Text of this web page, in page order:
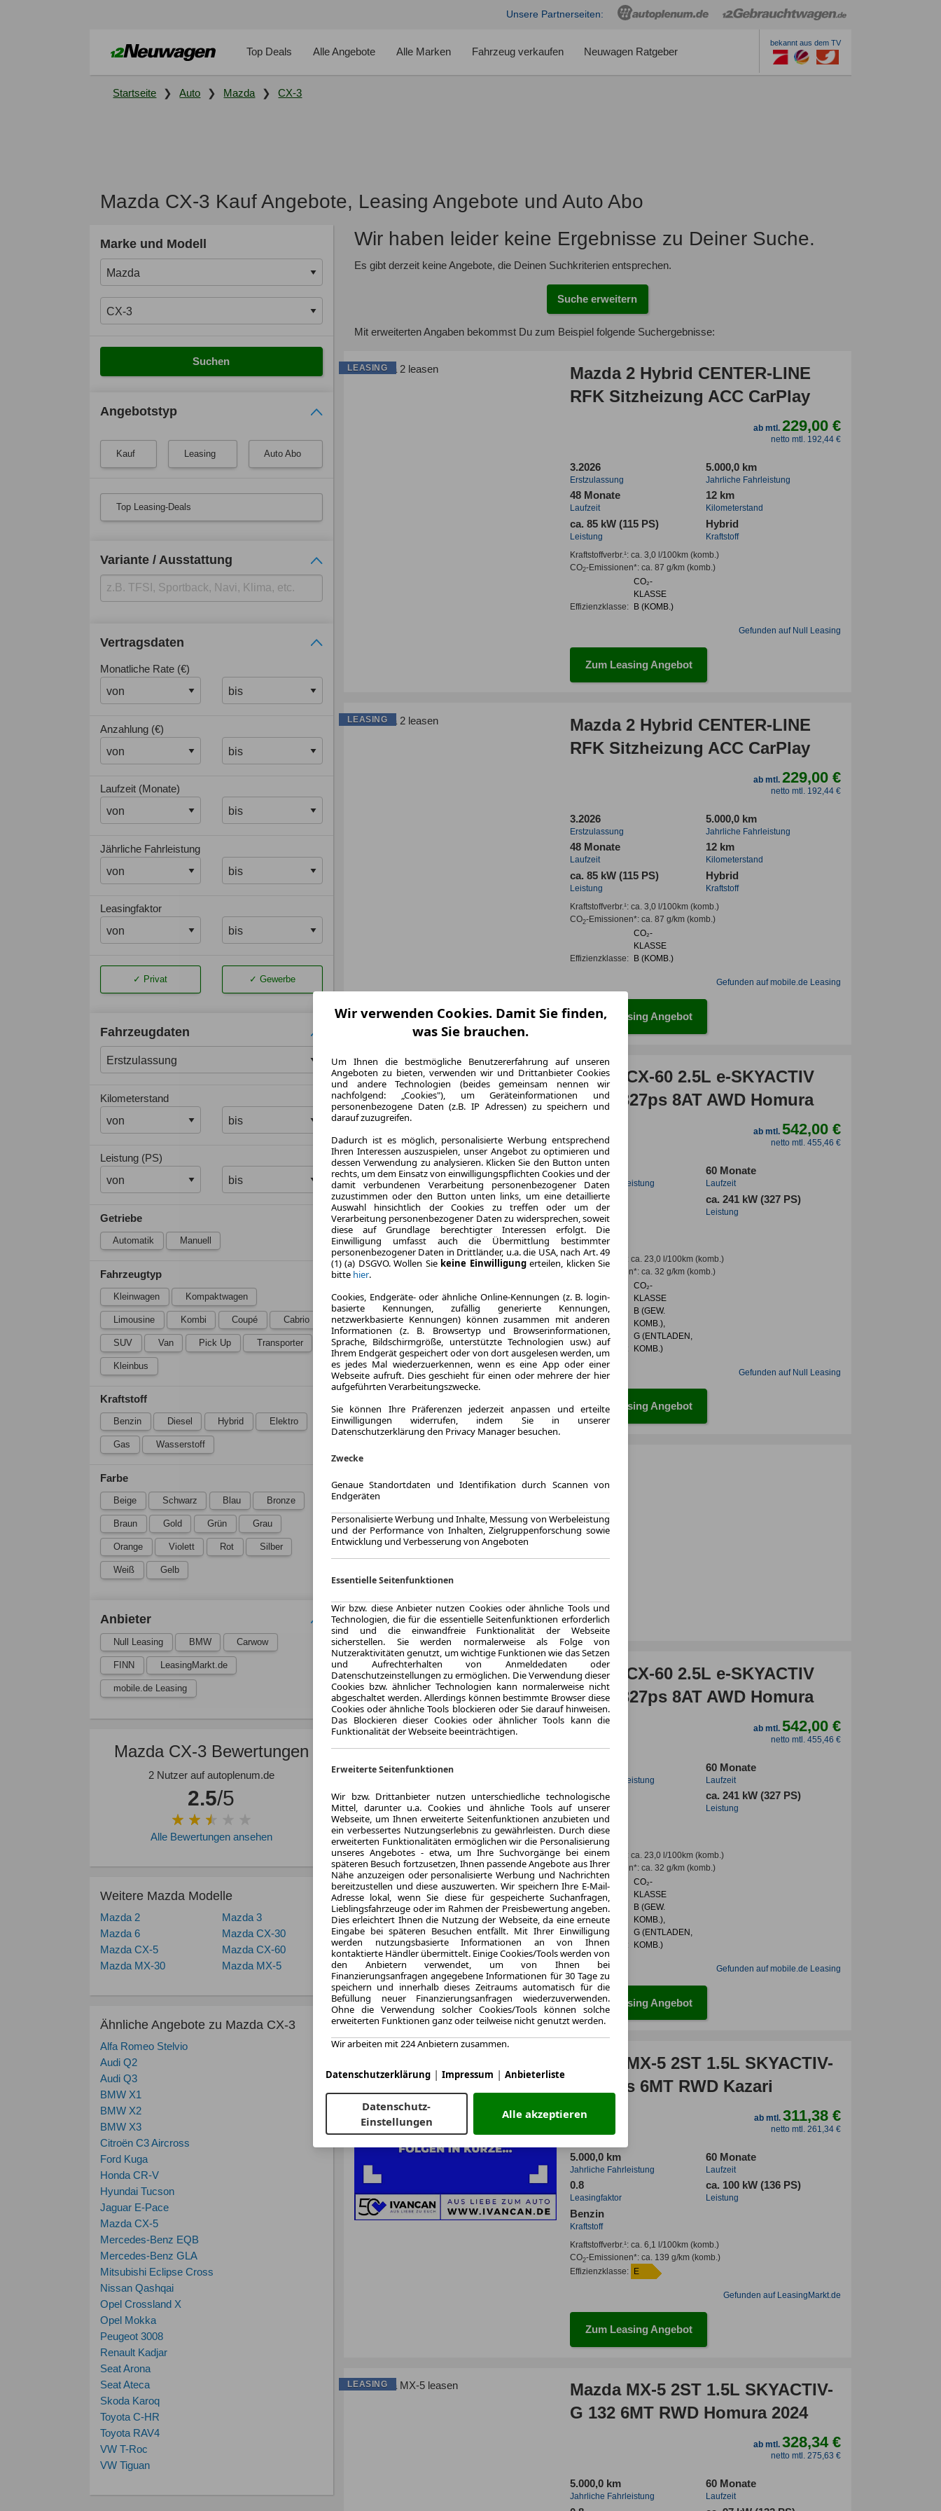
Unsere Partnerseiten:
Top Deals Alle Angebote Alle Marken Fahrzeug verkaufen Neuwagen Ratgeber
bekannt aus dem TV
Startseite Auto Mazda CX-3
Mazda CX-3 Kauf Angebote, Leasing Angebote und Auto Abo
Marke und Modell
Suchen
Angebotstyp
Kauf Leasing Auto Abo
Top Leasing-Deals
Variante / Ausstattung
Vertragsdaten
Monatliche Rate (€)
Anzahlung (€)
Laufzeit (Monate)
Jährliche Fahrleistung
Leasingfaktor
Privat Gewerbe
Fahrzeugdaten
Kilometerstand
Leistung (PS)
Getriebe
Automatik Manuell
Fahrzeugtyp
Kleinwagen Kompaktwagen
Limousine Kombi Coupé Cabrio
SUV Van Pick Up Transporter
Kleinbus
Kraftstoff
Benzin Diesel Hybrid Elektro
Gas Wasserstoff
Farbe
Beige Schwarz Blau Bronze
Braun Gold Grün Grau
Orange Violett Rot Silber
Weiß Gelb
Anbieter
Null Leasing BMW Carwow
FINN LeasingMarkt.de
mobile.de Leasing
Mazda CX-3 Bewertungen
2 Nutzer auf autoplenum.de
2.5/5
Alle Bewertungen ansehen
Weitere Mazda Modelle
Mazda 2
Mazda 3
Mazda 6
Mazda CX-30
Mazda CX-5
Mazda CX-60
Mazda MX-30
Mazda MX-5
Ähnliche Angebote zu Mazda CX-3
Alfa Romeo Stelvio
Audi Q2
Audi Q3
BMW X1
BMW X2
BMW X3
Citroën C3 Aircross
Ford Kuga
Honda CR-V
Hyundai Tucson
Jaguar E-Pace
Mazda CX-5
Mercedes-Benz EQB
Mercedes-Benz GLA
Mitsubishi Eclipse Cross
Nissan Qashqai
Opel Crossland X
Opel Mokka
Peugeot 3008
Renault Kadjar
Seat Arona
Seat Ateca
Skoda Karoq
Toyota C-HR
Toyota RAV4
VW T-Roc
VW Tiguan
Wir haben leider keine Ergebnisse zu Deiner Suche.
Es gibt derzeit keine Angebote, die Deinen Suchkriterien entsprechen.
Suche erweitern
Mit erweiterten Angaben bekommst Du zum Beispiel folgende Suchergebnisse:
Mazda 2 Hybrid CENTER-LINE
RFK Sitzheizung ACC CarPlay
ab mtl.229,00 €
netto mtl. 192,44 €
3.2026
Erstzulassung
5.000,0 km
Jahrliche Fahrleistung
48 Monate
Laufzeit
12 km
Kilometerstand
ca. 85 kW (115 PS)
Leistung
Hybrid
Kraftstoff
Kraftstoffverbr.¹: ca. 3,0 l/100km(komb.)
CO2-Emissionen*: ca. 87 g/km(komb.)
Effizienzklasse:
CO₂-
KLASSE
B (KOMB.)
Gefunden auf Null Leasing
Zum Leasing Angebot
LEASING
Mazda 2 Hybrid CENTER-LINE
RFK Sitzheizung ACC CarPlay
ab mtl.229,00 €
netto mtl. 192,44 €
3.2026
Erstzulassung
5.000,0 km
Jahrliche Fahrleistung
48 Monate
Laufzeit
12 km
Kilometerstand
ca. 85 kW (115 PS)
Leistung
Hybrid
Kraftstoff
Kraftstoffverbr.¹: ca. 3,0 l/100km(komb.)
CO2-Emissionen*: ca. 87 g/km(komb.)
Effizienzklasse:
CO₂-
KLASSE
B (KOMB.)
Gefunden auf mobile.de Leasing
Zum Leasing Angebot
LEASING
Mazda CX-60 2.5L e-SKYACTIV
PHEV 327ps 8AT AWD Homura
ab mtl.542,00 €
netto mtl. 455,46 €
10.000,0 km
Jahrliche Fahrleistung
60 Monate
Laufzeit
5 km
Kilometerstand
ca. 241 kW (327 PS)
Leistung
Hybrid
Kraftstoff
Kraftstoffverbr.¹: ca. 23,0 l/100km(komb.)
-Emissionen*: ca. 32 g/km(komb.)
Effizienzklasse:
CO₂-
KLASSE
B (GEW.
KOMB.),
G (ENTLADEN,
KOMB.)
Gefunden auf Null Leasing
Zum Leasing Angebot
LEASING
Mazda CX-60 2.5L e-SKYACTIV
PHEV 327ps 8AT AWD Homura
ab mtl.542,00 €
netto mtl. 455,46 €
Jahrliche Fahrleistung
60 Monate
Laufzeit
5 km
Kilometerstand
ca. 241 kW (327 PS)
Leistung
Hybrid
Kraftstoff
Kraftstoffverbr.¹: ca. 23,0 l/100km(komb.)
CO 2-Emissionen*: ca. 32 g/km(komb.)
Effizienzklasse:
CO₂-
KLASSE
B (GEW.
KOMB.),
G (ENTLADEN,
KOMB.)
Gefunden auf mobile.de Leasing
Zum Leasing Angebot
LEASING
Mazda MX-5 2ST 1.5L SKYACTIV-
G 136ps 6MT RWD Kazari
ab mtl.311,38 €
netto mtl. 261,34 €
5.000,0 km
Jahrliche Fahrleistung
60 Monate
Laufzeit
0.8
Leasingfaktor
ca. 100 kW (136 PS)
Leistung
Benzin
Kraftstoff
Kraftstoffverbr.¹: ca. 6,1 l/100km(komb.)
CO2-Emissionen*: ca. 139 g/km(komb.)
Effizienzklasse:
E
Gefunden auf LeasingMarkt.de
Zum Leasing Angebot
Mazda MX-5 2ST 1.5L SKYACTIV-
G 132 6MT RWD Homura 2024
ab mtl.328,34 €
netto mtl. 275,63 €
5.000,0 km
Jahrliche Fahrleistung
60 Monate
Laufzeit
LEASING
Wir verwenden Cookies. Damit Sie finden,
was Sie brauchen.
Um Ihnen die bestmögliche Benutzererfahrung auf unseren
Angeboten zu bieten, verwenden wir und Drittanbieter Cookies
und andere Technologien (beides gemeinsam nennen wir
nachfolgend: „Cookies"), um Geräteinformationen und
personenbezogene Daten (z.B. IP Adressen) zu speichern und
darauf zuzugreifen.
Dadurch ist es möglich, personalisierte Werbung entsprechend
Ihren Interessen auszuspielen, unser Angebot zu optimieren und
dessen Verwendung zu analysieren. Klicken Sie den Button unten
rechts, um dem Einsatz von einwilligungspflichten Cookies und der
damit verbundenen Verarbeitung personenbezogener Daten
zuzustimmen oder den Button unten links, um eine detaillierte
Auswahl hinsichtlich der Cookies zu treffen oder um der
Verarbeitung personenbezogener Daten zu widersprechen, soweit
diese auf Grundlage berechtigter Interessen erfolgt. Die
Einwilligung umfasst auch die Übermittlung bestimmter
personenbezogener Daten in Drittländer, u.a. die USA, nach Art. 49
(1) (a) DSGVO. Wollen Sie keine Einwilligungerteilen, klicken Sie
bitte hier.
Cookies, Endgeräte- oder ähnliche Online-Kennungen (z. B. login-
basierte Kennungen, zufällig generierte Kennungen,
netzwerkbasierte Kennungen) können zusammen mit anderen
Informationen (z. B. Browsertyp und Browserinformationen,
Sprache, Bildschirmgröße, unterstützte Technologien usw.) auf
Ihrem Endgerät gespeichert oder von dort ausgelesen werden, um
es jedes Mal wiederzuerkennen, wenn es eine App oder einer
Webseite aufruft. Dies geschieht für einen oder mehrere der hier
aufgeführten Verarbeitungszwecke.
Sie können Ihre Präferenzen jederzeit anpassen und erteilte
Einwilligungen widerrufen, indem Sie in unserer
Datenschutzerklärung den Privacy Manager besuchen.
Zwecke
Genaue Standortdaten und Identifikation durch Scannen von
Endgeräten
Personalisierte Werbung und Inhalte, Messung von Werbeleistung
und der Performance von Inhalten, Zielgruppenforschung sowie
Entwicklung und Verbesserung von Angeboten
Essentielle Seitenfunktionen
Wir bzw. diese Anbieter nutzen Cookies oder ähnliche Tools und
Technologien, die für die essentielle Seitenfunktionen erforderlich
sind und die einwandfreie Funktionalität der Webseite
sicherstellen. Sie werden normalerweise als Folge von
Nutzeraktivitäten genutzt, um wichtige Funktionen wie das Setzen
und Aufrechterhalten von Anmeldedaten oder
Datenschutzeinstellungen zu ermöglichen. Die Verwendung dieser
Cookies bzw. ähnlicher Technologien kann normalerweise nicht
abgeschaltet werden. Allerdings können bestimmte Browser diese
Cookies oder ähnliche Tools blockieren oder Sie darauf hinweisen.
Das Blockieren dieser Cookies oder ähnlicher Tools kann die
Funktionalität der Webseite beeinträchtigen.
Erweiterte Seitenfunktionen
Wir bzw. Drittanbieter nutzen unterschiedliche technologische
Mittel, darunter u.a. Cookies und ähnliche Tools auf unserer
Webseite, um Ihnen erweiterte Seitenfunktionen anzubieten und
ein verbessertes Nutzungserlebnis zu gewährleisten. Durch diese
erweiterten Funktionalitäten ermöglichen wir die Personalisierung
unseres Angebotes - etwa, um Ihre Suchvorgänge bei einem
späteren Besuch fortzusetzen, Ihnen passende Angebote aus Ihrer
Nähe anzuzeigen oder personalisierte Werbung und Nachrichten
bereitzustellen und diese auszuwerten. Wir speichern Ihre E-Mail-
Adresse lokal, wenn Sie diese für gespeicherte Suchanfragen,
Lieblingsfahrzeuge oder im Rahmen der Preisbewertung angeben.
Dies erleichtert Ihnen die Nutzung der Webseite, da eine erneute
Eingabe bei späteren Besuchen entfällt. Mit Ihrer Einwilligung
werden nutzungsbasierte Informationen an von Ihnen
kontaktierte Händler übermittelt. Einige Cookies/Tools werden von
den Anbietern verwendet, um von Ihnen bei
Finanzierungsanfragen angegebene Informationen für 30 Tage zu
speichern und innerhalb dieses Zeitraums automatisch für die
Befüllung neuer Finanzierungsanfragen wiederzuverwenden.
Ohne die Verwendung solcher Cookies/Tools können solche
erweiterten Funktionen ganz oder teilweise nicht genutzt werden.
Wir arbeiten mit 224 Anbietern zusammen.
Datenschutzerklärung | Impressum | Anbieterliste
Datenschutz-
Einstellungen
Alle akzeptieren